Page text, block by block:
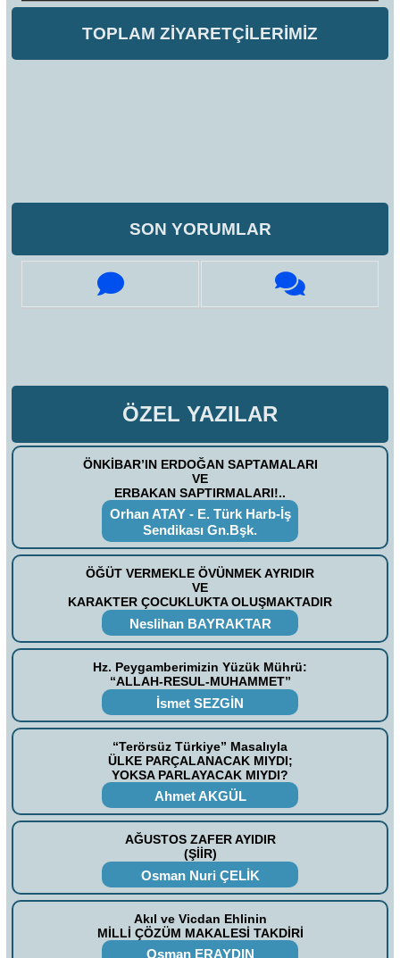
TOPLAM ZİYARETÇİLERİMİZ
SON YORUMLAR
ÖZEL YAZILAR
ÖNKİBAR’IN ERDOĞAN SAPTAMALARI
VE
ERBAKAN SAPTIRMALARI!..
Orhan ATAY - E. Türk Harb-İş
Sendikası Gn.Bşk.
ÖĞÜT VERMEKLE ÖVÜNMEK AYRIDIR
VE
KARAKTER ÇOCUKLUKTA OLUŞMAKTADIR
Neslihan BAYRAKTAR
Hz. Peygamberimizin Yüzük Mührü:
“ALLAH-RESUL-MUHAMMET”
İsmet SEZGİN
“Terörsüz Türkiye” Masalıyla
ÜLKE PARÇALANACAK MIYDI;
YOKSA PARLAYACAK MIYDI?
Ahmet AKGÜL
AĞUSTOS ZAFER AYIDIR
(ŞİİR)
Osman Nuri ÇELİK
Akıl ve Vicdan Ehlinin
MİLLİ ÇÖZÜM MAKALESİ TAKDİRİ
Osman ERAYDIN